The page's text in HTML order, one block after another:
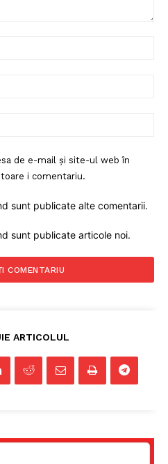
ROMÂNIA
de e-mail și site-ul web în
i comentariu.
sunt publicate alte comentarii.
sunt publicate articole noi.
ARTICOLUL